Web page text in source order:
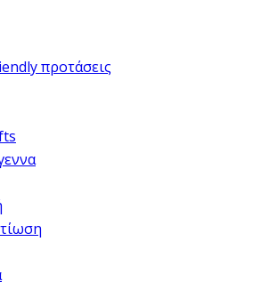
προτάσεις